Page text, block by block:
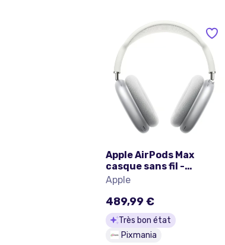
Apple AirPods Max
casque sans fil -
Lightning - Argent - Très
bon état
Apple
489,99 €
Très bon état
Pixmania